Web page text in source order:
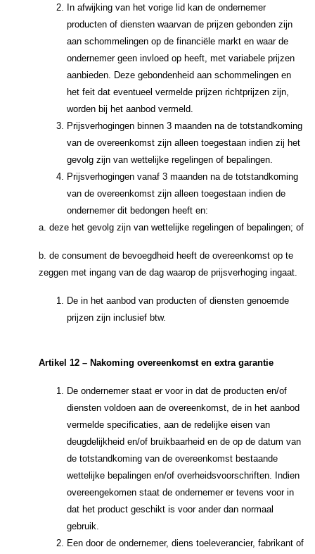
In afwijking van het vorige lid kan de ondernemer
producten of diensten waarvan de prijzen gebonden zijn
aan schommelingen op de financiële markt en waar de
ondernemer geen invloed op heeft, met variabele prijzen
aanbieden. Deze gebondenheid aan schommelingen en
het feit dat eventueel vermelde prijzen richtprijzen zijn,
worden bij het aanbod vermeld.
Prijsverhogingen binnen 3 maanden na de totstandkoming
van de overeenkomst zijn alleen toegestaan indien zij het
gevolg zijn van wettelijke regelingen of bepalingen.
Prijsverhogingen vanaf 3 maanden na de totstandkoming
van de overeenkomst zijn alleen toegestaan indien de
ondernemer dit bedongen heeft en:
a. deze het gevolg zijn van wettelijke regelingen of bepalingen; of
b. de consument de bevoegdheid heeft de overeenkomst op te
zeggen met ingang van de dag waarop de prijsverhoging ingaat.
De in het aanbod van producten of diensten genoemde
prijzen zijn inclusief btw.
Artikel 12 – Nakoming overeenkomst en extra garantie
De ondernemer staat er voor in dat de producten en/of
diensten voldoen aan de overeenkomst, de in het aanbod
vermelde specificaties, aan de redelijke eisen van
deugdelijkheid en/of bruikbaarheid en de op de datum van
de totstandkoming van de overeenkomst bestaande
wettelijke bepalingen en/of overheidsvoorschriften. Indien
overeengekomen staat de ondernemer er tevens voor in
dat het product geschikt is voor ander dan normaal
gebruik.
Een door de ondernemer, diens toeleverancier, fabrikant of